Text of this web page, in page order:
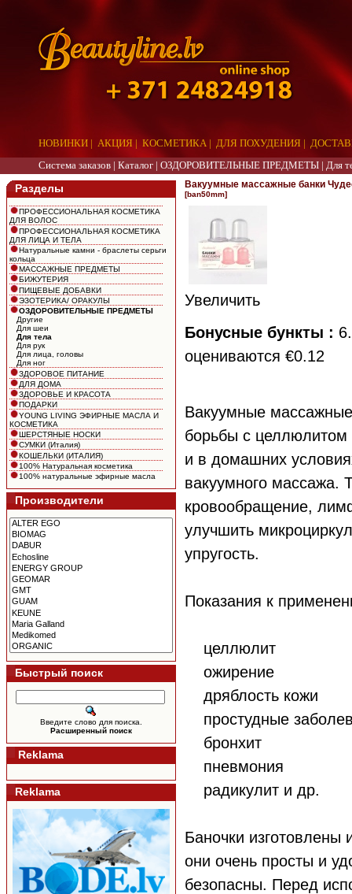
НОВИНКИ | АКЦИЯ | КОСМЕТИКА | ДЛЯ ПОХУДЕНИЯ |
Система заказов | Каталог | ОЗДОРОВИТЕЛЬНЫЕ ПРЕДМЕТЫ | Для
Разделы
ПРОФЕССИОНАЛЬНАЯ КОСМЕТИКА
ДЛЯ ВОЛОС
ПРОФЕССИОНАЛЬНАЯ КОСМЕТИКА
ДЛЯ ЛИЦА И ТЕЛА
Натуральные камни - браслеты серьги
кольца
МАССАЖНЫЕ ПРЕДМЕТЫ
БИЖУТЕРИЯ
ПИЩЕВЫЕ ДОБАВКИ
ЭЗОТЕРИКА/ ОРАКУЛЫ
ОЗДОРОВИТЕЛЬНЫЕ ПРЕДМЕТЫ
Другие
Для шеи
Для тела
Для рук
Для лица, головы
Для ног
ЗДОРОВОЕ ПИТАНИЕ
ДЛЯ ДОМА
ЗДОРОВЬЕ И КРАСОТА
ПОДАРКИ
YOUNG LIVING ЭФИРНЫЕ МАСЛА И
КОСМЕТИКА
ШЕРСТЯНЫЕ НОСКИ
СУМКИ (Италия)
КОШЕЛЬКИ (ИТАЛИЯ)
100% Натуральная косметика
100% натуральные эфирные масла
Производители
Быстрый поиск
Введите слово для поиска.
Расширенный поиск
Reklama
Reklama
Вакуумные массажные банки
[ban50mm]
Увеличить
Бонусные бункты :
оцениваются €0.12
Вакуумные
борьбы с
и в домашних
вакуумного массажа.
кровообращение,
улучшить
упругость.
Показания к
целлюлит
ожирение
дряблость кожи
простудные
бронхит
пневмония
радикулит и др.
Баночки изготовлены
они очень просты и
безопасны. Перед